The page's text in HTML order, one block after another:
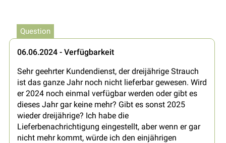
Question
06.06.2024 - Verfügbarkeit
Sehr geehrter Kundendienst, der dreijährige Strauch
ist das ganze Jahr noch nicht lieferbar gewesen. Wird
er 2024 noch einmal verfügbar werden oder gibt es
dieses Jahr gar keine mehr? Gibt es sonst 2025
wieder dreijährige? Ich habe die
Lieferbenachrichtigung eingestellt, aber wenn er gar
nicht mehr kommt, würde ich den einjährigen